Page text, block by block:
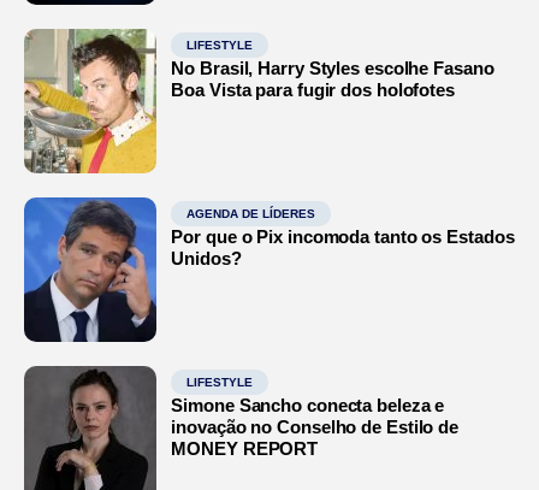
LIFESTYLE
No Brasil, Harry Styles escolhe Fasano
Boa Vista para fugir dos holofotes
AGENDA DE LÍDERES
Por que o Pix incomoda tanto os Estados
Unidos?
LIFESTYLE
Simone Sancho conecta beleza e
inovação no Conselho de Estilo de
MONEY REPORT